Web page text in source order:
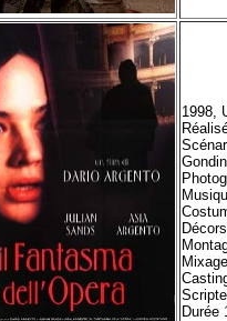
1998,
Durée